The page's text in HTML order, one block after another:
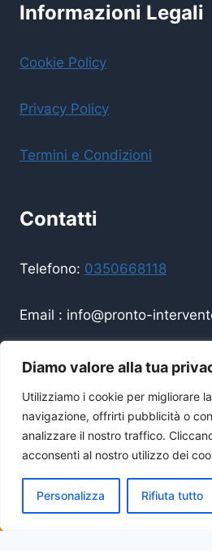
Diamo valore alla tua
Utilizziamo i cookie per migliorare
navigazione, offrirti pubblicità o
analizzare il nostro traffico.
acconsenti al nostro utilizzo dei
Personalizza Rifiuta tutto
CHIAMA:
Informazioni Legali
Cookie Policy
Privacy Policy
Termini e Condizioni
Contatti
Telefono: 0350668118
Email : info@pronto-
Disponibilità 24/7 — Sempre
Copyright Lu Costruzioni Di
| All Rights Reserved |